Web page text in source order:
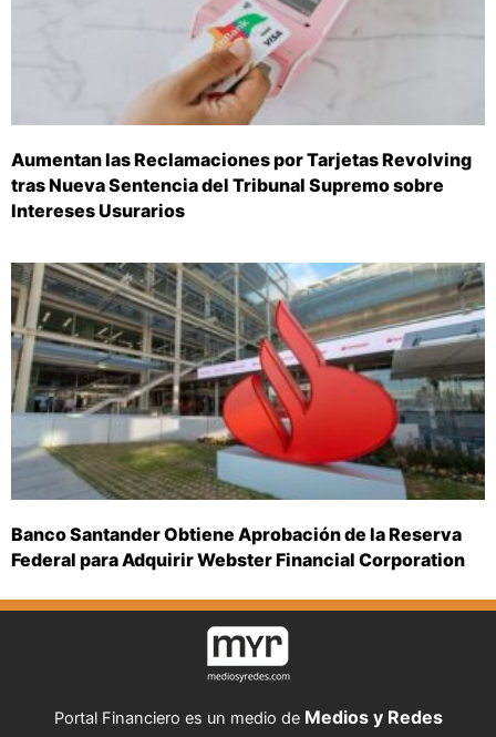
Aumentan las Reclamaciones por Tarjetas Revolving
tras Nueva Sentencia del Tribunal Supremo sobre
Intereses Usurarios
Banco Santander Obtiene Aprobación de la Reserva
Federal para Adquirir Webster Financial Corporation
Portal Financiero es un medio de Medios y Redes